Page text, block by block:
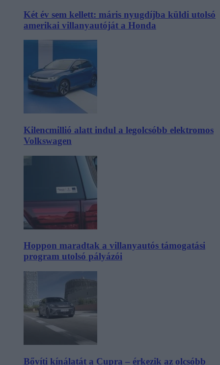
Két év sem kellett: máris nyugdíjba küldi utolsó
amerikai villanyautóját a Honda
Kilencmillió alatt indul a legolcsóbb elektromos
Volkswagen
Hoppon maradtak a villanyautós támogatási
program utolsó pályázói
Bővíti kínálatát a Cupra – érkezik az olcsóbb